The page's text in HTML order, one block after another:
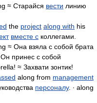
≈ Старайся вести линию
the project along with his
вместе с коллегами.
≈ Она взяла с собой брата
принес с собой
≈ Захвати зонтик!
along from management
персоналу. ∙ along